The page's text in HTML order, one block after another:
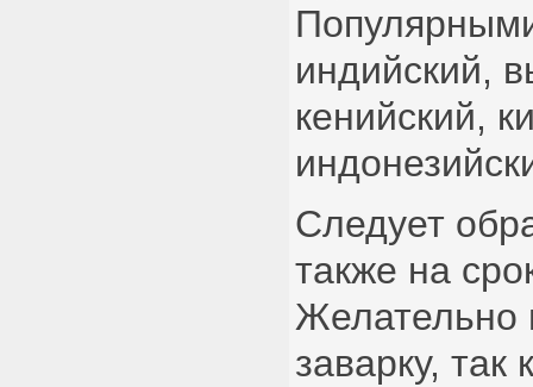
индийский,
кенийский,
Следует
также на
Желательно
заварку, так